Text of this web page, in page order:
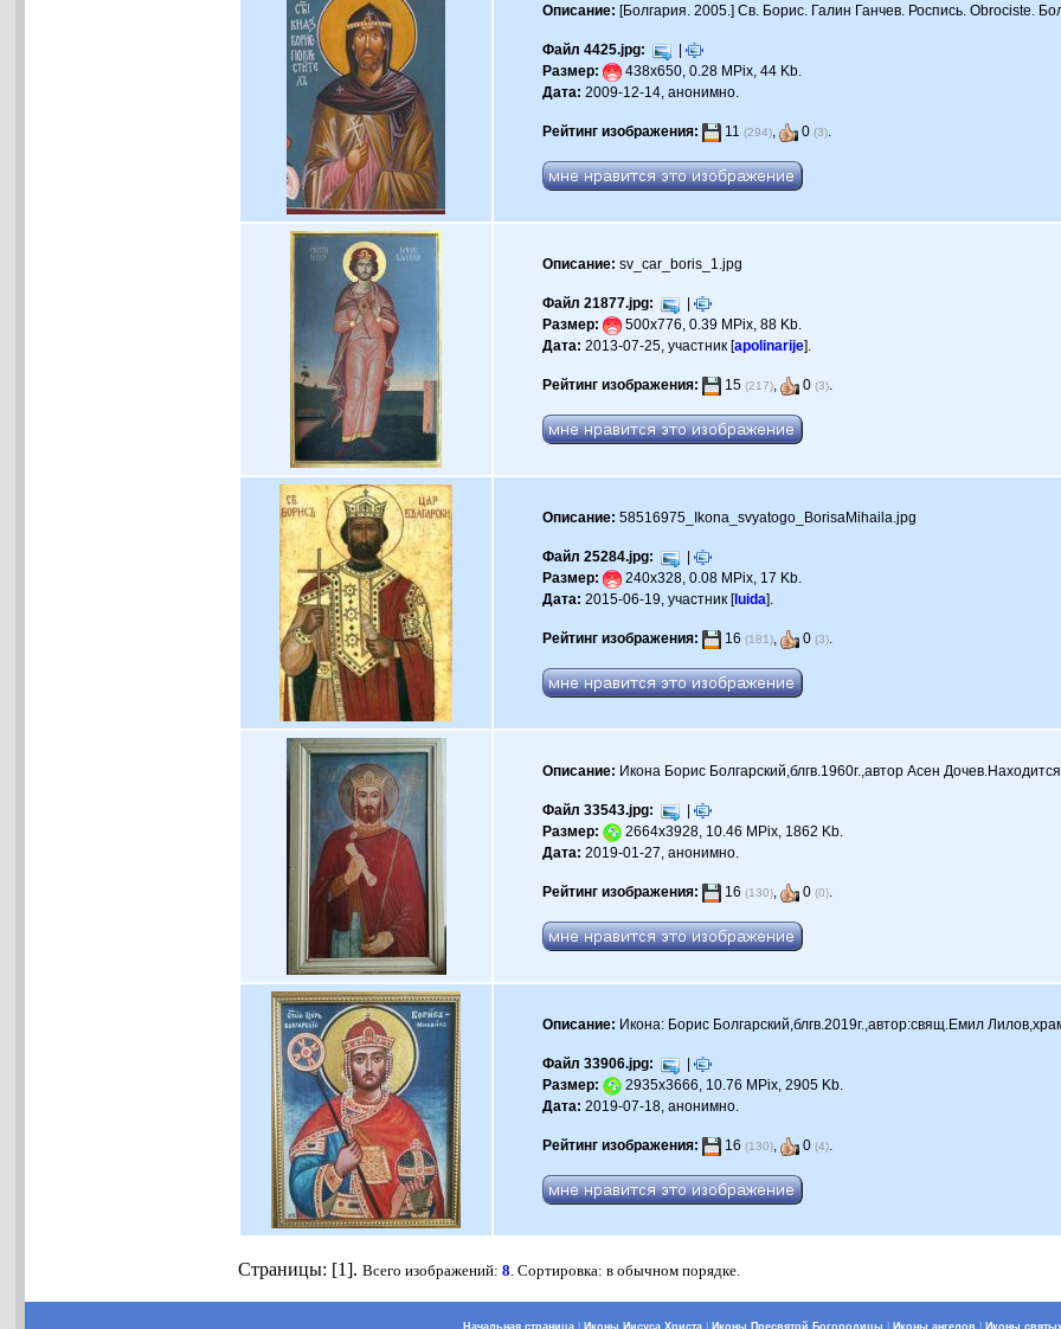
Описание: [Болгария. 2005.] Св. Борис. Галин Ганчев. Роспись. Obrociste.
Файл 4425.jpg:
|
Размер:
438x650, 0.28 MPix, 44 Kb.
Дата: 2009-12-14, анонимно.
Рейтинг изображения: 11(294), 0(3).
Описание: sv_car_boris_1.jpg
Файл 21877.jpg:
|
Размер:
500x776, 0.39 MPix, 88 Kb.
Дата: 2013-07-25, участник [apolinarije].
Рейтинг изображения: 15(217), 0(3).
Описание: 58516975_Ikona_svyatogo_BorisaMihaila.jpg
Файл 25284.jpg:
|
Размер:
240x328, 0.08 MPix, 17 Kb.
Дата: 2015-06-19, участник [luida].
Рейтинг изображения: 16(181), 0(3).
Описание: Икона Борис Болгарский,блгв.1960г.,автор Асен
Файл 33543.jpg:
|
Размер:
2664x3928, 10.46 MPix, 1862 Kb.
Дата: 2019-01-27, анонимно.
Рейтинг изображения: 16(130), 0(0).
Описание: Икона: Борис Болгарский,блгв.2019г.,автор:свящ.Емил
Файл 33906.jpg:
|
Размер:
2935x3666, 10.76 MPix, 2905 Kb.
Дата: 2019-07-18, анонимно.
Рейтинг изображения: 16(130), 0(4).
Страницы: [1].Всего изображений:8. Сортировка: в обычном порядке.